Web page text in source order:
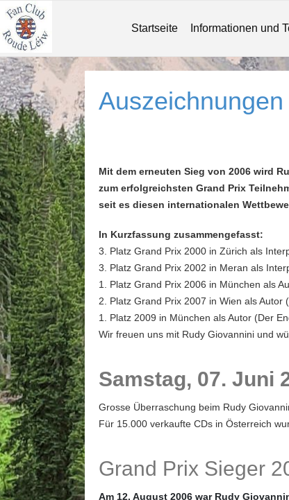
Startseite Informationen und
Auszeichnungen
Mit dem erneuten Sieg von 2006 wird
zum erfolgreichsten Grand Prix
seit es diesen internationalen
In Kurzfassung zusammengefasst:
3. Platz Grand Prix 2000 in Zürich als
3. Platz Grand Prix 2002 in Meran als
1. Platz Grand Prix 2006 in München als
2. Platz Grand Prix 2007 in Wien als Autor
1. Platz 2009 in München als Autor (Der
Wir freuen uns mit Rudy Giovannini und
Samstag, 07. Juni
Grosse Überraschung beim Rudy
Für 15.000 verkaufte CDs in Österreich
Grand Prix Sieger
Am 12. August 2006 war Rudy